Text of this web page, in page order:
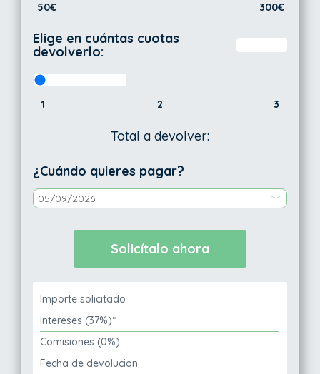
50€ 300€
Elige en cuántas cuotas
devolverlo:
1 2 3
Total a devolver:
¿Cuándo quieres pagar?
Importe solicitado
Intereses (37%)*
Comisiones (0%)
Fecha de devolucion